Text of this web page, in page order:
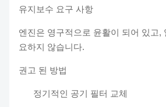
유지보수 요구 사항
엔진은 영구적으로 윤활이 되어 있고,
요하지 않습니다.
권고 된 방법
정기적인 공기 필터 교체